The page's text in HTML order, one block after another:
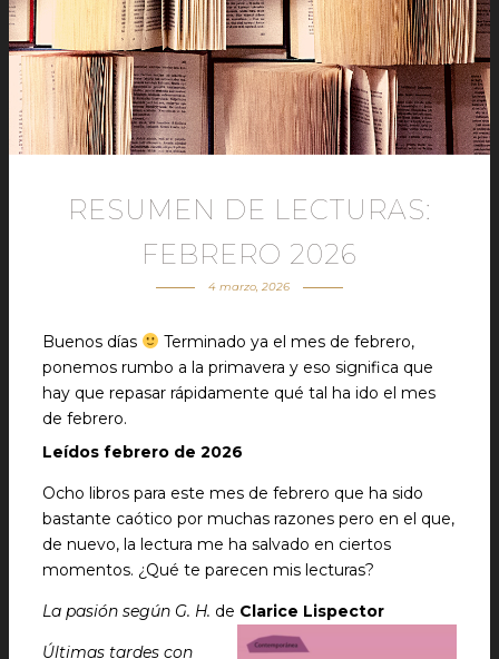
RESUMEN DE LECTURAS:
FEBRERO 2026
4 marzo, 2026
Buenos días
Terminado ya el mes de febrero,
ponemos rumbo a la primavera y eso significa que
hay que repasar rápidamente qué tal ha ido el mes
de febrero.
Leídos febrero de 2026
Ocho libros para este mes de febrero que ha sido
bastante caótico por muchas razones pero en el que,
de nuevo, la lectura me ha salvado en ciertos
momentos. ¿Qué te parecen mis lecturas?
La pasión según G. H. de Clarice Lispector
Últimas tardes con